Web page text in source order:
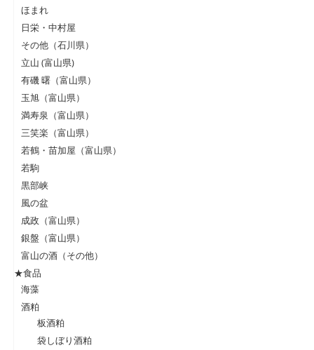
ほまれ
日栄・中村屋
その他（石川県）
立山 (富山県)
有磯 曙（富山県）
玉旭（富山県）
満寿泉（富山県）
三笑楽（富山県）
若鶴・苗加屋（富山県）
若駒
黒部峡
風の盆
成政（富山県）
銀盤（富山県）
富山の酒（その他）
★食品
海藻
酒粕
板酒粕
袋しぼり酒粕